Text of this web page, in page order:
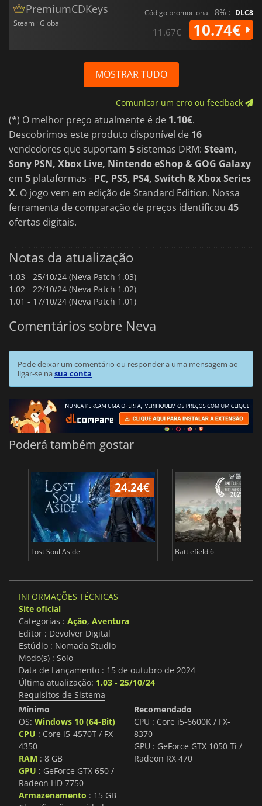
PremiumCDKeys
Steam · Global
Código promocional -8% : DLC8
11.67€ 10.74€
MOSTRAR TUDO
Comunicar um erro ou feedback
(*) O melhor preço atualmente é de 1.10€.
Descobrimos este produto disponível de 16
vendedores que suportam 5 sistemas DRM: Steam,
Sony PSN, Xbox Live, Nintendo eShop & GOG Galaxy
em 5 plataformas - PC, PS5, PS4, Switch & Xbox Series
X. O jogo vem em edição de Standard Edition. Nossa
ferramenta de comparação de preços identificou 45
ofertas digitais.
Notas da atualização
1.03 - 25/10/24 (Neva Patch 1.03)
1.02 - 22/10/24 (Neva Patch 1.02)
1.01 - 17/10/24 (Neva Patch 1.01)
Comentários sobre Neva
Pode deixar um comentário ou responder a uma mensagem ao
ligar-se nasua conta
Poderá também gostar
24.24€
Lost Soul Aside Battlefield 6
INFORMAÇÕES TÉCNICAS
Site oficial
Categorias : Ação, Aventura
Editor : Devolver Digital
Estúdio : Nomada Studio
Modo(s) : Solo
Data de Lançamento : 15 de outubro de 2024
Última atualização: 1.03 - 25/10/24
Requisitos de Sistema
Mínimo
OS: Windows 10 (64-Bit)
CPU : Core i5-4570T / FX-
4350
RAM : 8 GB
GPU : GeForce GTX 650 /
Radeon HD 7750
Armazenamento : 15 GB
Recomendado
CPU : Core i5-6600K / FX-
8370
GPU : GeForce GTX 1050 Ti /
Radeon RX 470